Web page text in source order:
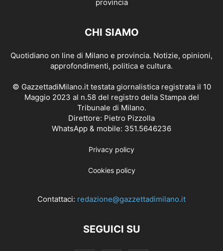
CHI SIAMO
Quotidiano on line di Milano e provincia. Notizie, opinioni,
approfondimenti, politica e cultura.
© GazzettadiMilano.it testata giornalistica registrata il 10
Maggio 2023 al n.58 del registro della Stampa del
Tribunale di Milano.
Direttore: Pietro Pizzolla
WhatsApp & mobile: 351.5646236
Privacy policy
Cookies policy
Contattaci: redazione@gazzettadimilano.it
SEGUICI SU